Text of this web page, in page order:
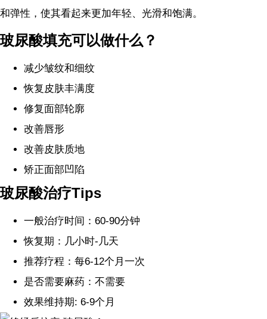
和弹性，使其看起来更加年轻、光滑和饱满。
玻尿酸填充可以做什么？
减少皱纹和细纹
恢复皮肤丰满度
修复面部轮廓
改善唇形
改善皮肤质地
矫正面部凹陷
玻尿酸治疗Tips
一般治疗时间：60-90分钟
恢复期：几小时-几天
推荐疗程：每6-12个月一次
是否需要麻药：不需要
效果维持期: 6-9个月